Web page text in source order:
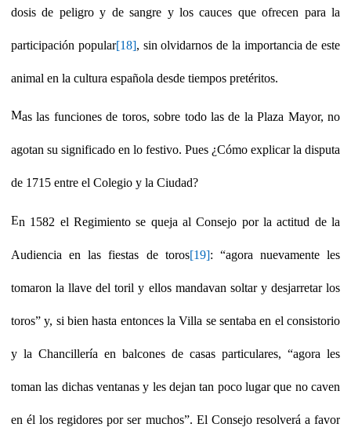
dosis de peligro y de sangre y los cauces que ofrecen para la
participación popular[18], sin olvidarnos de la importancia de este
animal en la cultura española desde tiempos pretéritos.
Mas las funciones de toros, sobre todo las de la Plaza Mayor, no
agotan su significado en lo festivo. Pues ¿Cómo explicar la disputa
de 1715 entre el Colegio y la Ciudad?
En 1582 el Regimiento se queja al Consejo por la actitud de la
Audiencia en las fiestas de toros[19]: “agora nuevamente les
tomaron la llave del toril y ellos mandavan soltar y desjarretar los
toros” y, si bien hasta entonces la Villa se sentaba en el consistorio
y la Chancillería en balcones de casas particulares, “agora les
toman las dichas ventanas y les dejan tan poco lugar que no caven
en él los regidores por ser muchos”. El Consejo resolverá a favor